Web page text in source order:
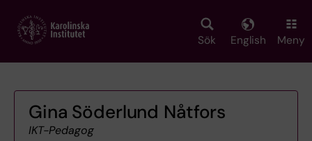
main
Sök English Meny
Gina Söderlund Nåtfors
IKT-Pedagog